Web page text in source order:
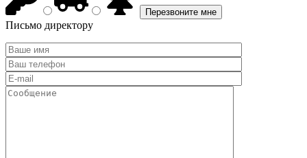
Письмо директору